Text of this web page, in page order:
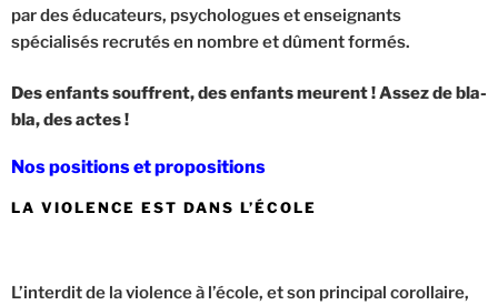
par des éducateurs, psychologues et enseignants
spécialisés recrutés en nombre et dûment formés.
Des enfants souffrent, des enfants meurent ! Assez de bla-
bla, des actes !
Nos positions et propositions
LA VIOLENCE EST DANS L’ÉCOLE
L’interdit de la violence à l’école, et son principal corollaire,